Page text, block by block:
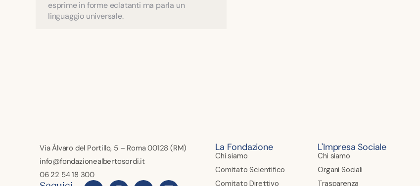
esprime in forme eclatanti ma parla un
linguaggio universale.
Via Álvaro del Portillo, 5 – Roma 00128 (RM)
info@fondazionealbertosordi.it
06 22 54 18 300
La Fondazione
Chi siamo
Comitato Scientifico
Comitato Direttivo
L'Impresa Sociale
Chi siamo
Organi Sociali
Trasparenza